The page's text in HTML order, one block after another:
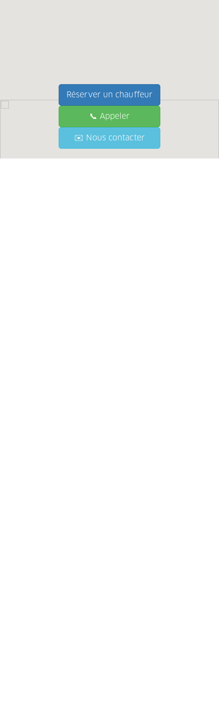
📞 Call
✉️ Contact Us
Réserver un chauffeur
📞 Appeler
✉️ Nous contacter